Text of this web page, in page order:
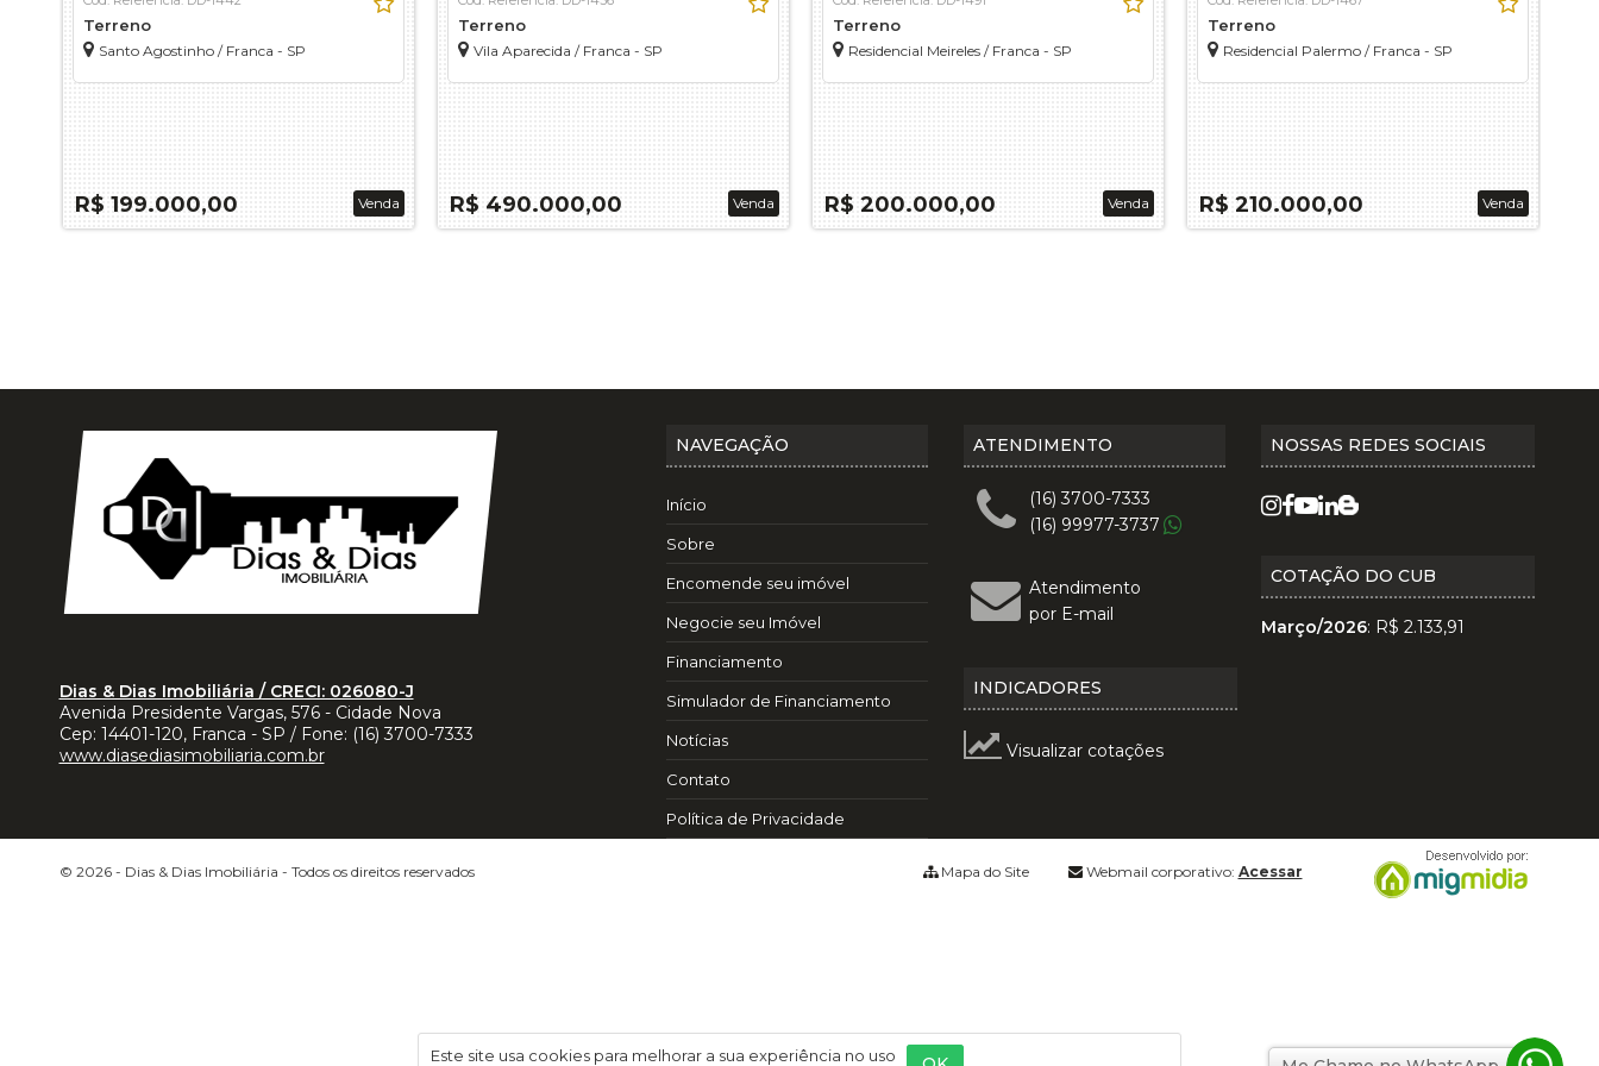
Terreno
Santo Agostinho / Franca - SP
Venda
R$ 199.000,00
Terreno
Vila Aparecida / Franca - SP
Venda
R$ 490.000,00
Terreno
Residencial Meireles / Franca - SP
Venda
R$ 200.000,00
Terreno
Residencial Palermo / Franca - SP
Venda
R$ 210.000,00
Dias & Dias Imobiliária / CRECI: 026080-J
Avenida Presidente Vargas, 576 - Cidade Nova
Cep: 14401-120, Franca - SP / Fone: (16) 3700-7333
www.diasediasimobiliaria.com.br
NAVEGAÇÃO
Início
Sobre
Encomende seu imóvel
Negocie seu Imóvel
Financiamento
Simulador de Financiamento
Notícias
Contato
Política de Privacidade
ATENDIMENTO
(16) 3700-7333
(16) 99977-3737
Atendimento
por E-mail
NOSSAS REDES SOCIAIS
COTAÇÃO DO CUB
Março/2026: R$ 2.133,91
INDICADORES
Visualizar cotações
© 2026 - Dias & Dias Imobiliária - Todos os direitos reservados Mapa do Site Webmail corporativo: Acessar
Este site usa cookies para melhorar a sua experiência no uso